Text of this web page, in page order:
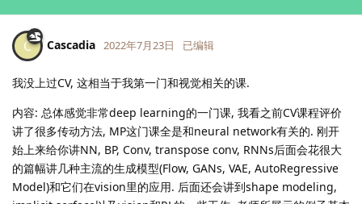
C Cascadia 2022年7月23日 已编辑
我没上过CV, 这相当于我第一门和视觉相关的课.
内容: 总体感觉非常deep learning的一门课, 我看之前CV课程评价
讲了很多传动方法, MP这门课全是和neural network有关的. 刚开
始上来给你讲NN, BP, Conv, transpose conv, RNNs后面会花很大
的篇幅讲几种主流的生成模型(Flow, GANs, VAE, AutoRegressive
Model)和它们在vision里的应用. 后面还会讲到shape modeling,